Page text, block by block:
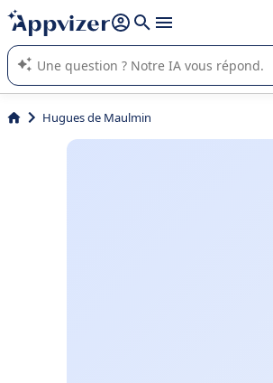
répondre (plusieurs lignes avec
L'IA de Appvizer vous guide dans l'utilisation
logiciel SaaS en entreprise.
Hugues de Maulmin